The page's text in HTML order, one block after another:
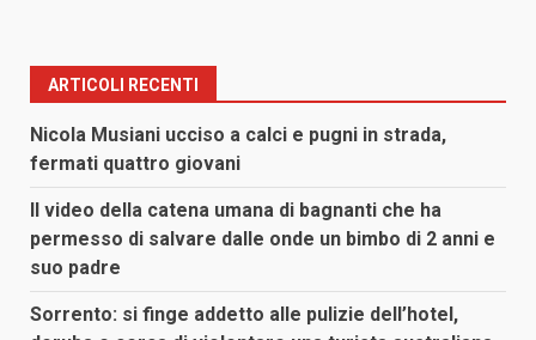
ARTICOLI RECENTI
Nicola Musiani ucciso a calci e pugni in strada,
fermati quattro giovani
Il video della catena umana di bagnanti che ha
permesso di salvare dalle onde un bimbo di 2 anni e
suo padre
Sorrento: si finge addetto alle pulizie dell’hotel,